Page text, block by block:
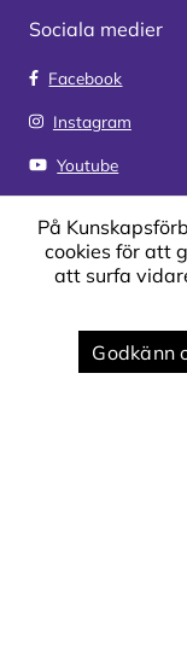
Sociala medier
Facebook
Instagram
Youtube
Genvägar
Kontakta oss
Sjukanmälan och
På
cookies för att
att surfa
Godkänn